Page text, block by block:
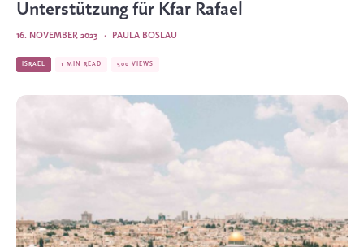
Unterstützung für Kfar Rafael
PAULA BOSLAU
·
16. NOVEMBER 2023
ISRAEL 1 MIN READ 500 VIEWS